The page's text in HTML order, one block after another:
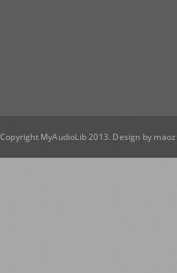
Copyright MyAudioLib 2013. Design by maoz